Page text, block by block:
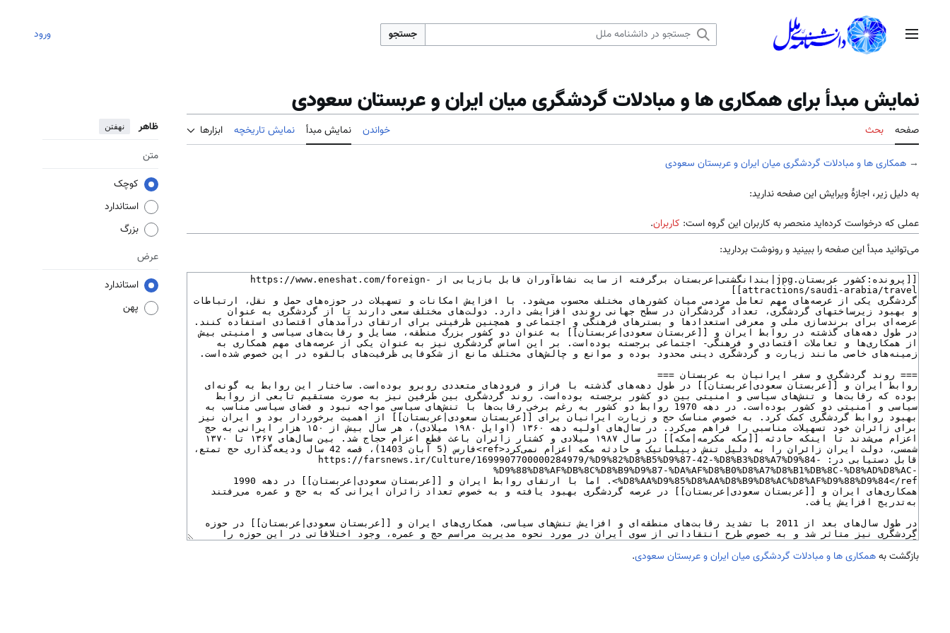
منوی اصلی جستجو ورود
نمایش مبدأ برای همکاری ها و مبادلات گردشگری میان ایران و عربستان سعودی
صفحه بحث خواندن نمایش مبدأ نمایش تاریخچه ابزارها ظاهر نهفتن
متن
کوچک
استاندارد
بزرگ
عرض
استاندارد
پهن
→ همکاری ها و مبادلات گردشگری میان ایران و عربستان سعودی
به دلیل زیر، اجازهٔ ویرایش این صفحه ندارید:
عملی که درخواست کرده‌اید منحصر به کاربران این گروه است: کاربران.
می‌توانید مبدأ این صفحه را ببینید و رونوشت بردارید:
بازگشت بههمکاری ها و مبادلات گردشگری میان ایران و عربستان سعودی.